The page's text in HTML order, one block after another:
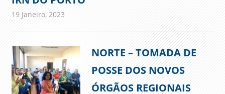
19 Janeiro, 2023
NORTE – TOMADA DE
POSSE DOS NOVOS
ÓRGÃOS REGIONAIS